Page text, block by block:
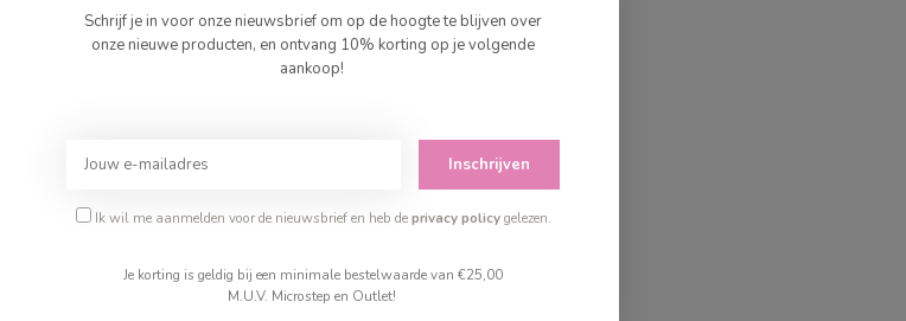
Je beoordeling toevoegen
Schrijf je in voor onze nieuwsbrief om op de hoogte te blijven over
onze nieuwe producten, en ontvang 10% korting op je volgende
aankoop!
Inschrijven
Ik wil me aanmelden voor de nieuwsbrief en heb deprivacy policygelezen.
Je korting is geldig bij een minimale bestelwaarde van €25,00
M.U.V. Microstep en Outlet!